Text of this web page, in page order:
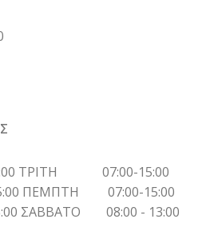
ΤΡΙΤΗ 07:00-15:00
ΠΕΜΠΤΗ 07:00-15:00
ΣΑΒΒΑΤΟ 08:00 - 13:00